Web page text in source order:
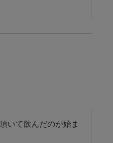
いて飲んだのが始ま